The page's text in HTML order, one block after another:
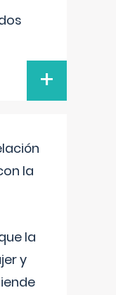
+
la
la
y